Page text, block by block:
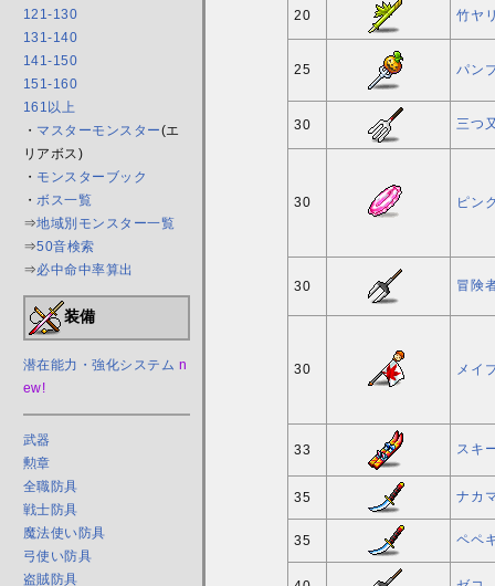
121-130
131-140
141-150
151-160
161以上
・ マスターモンスター(エ
リアボス)
・ モンスターブック
・ ボス一覧
⇒地域別モンスター一覧
⇒50音検索
⇒必中命中率算出
装備
潜在能力・強化システム n
ew!
武器
勲章
全職防具
戦士防具
魔法使い防具
弓使い防具
盗賊防具
20 竹ヤ
25 パン
30 三つ
30 ピン
30 冒険
30 メイ
33 スキ
35 ナカ
35 ペペ